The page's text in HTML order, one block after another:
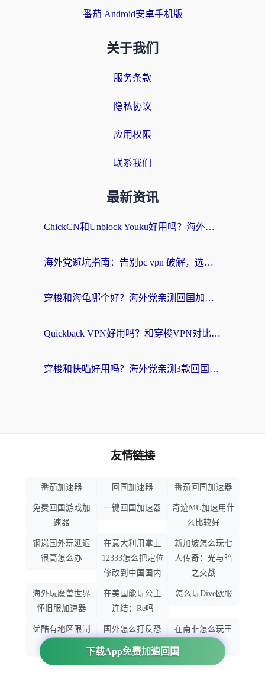
番茄 Android安卓手机版
关于我们
服务条款
隐私协议
应用权限
联系我们
最新资讯
ChickCN和Unblock Youku好用吗？海外党亲测3款回国加速器，附iOS免费选择指南
海外党避坑指南：告别pc vpn 破解，选对回国加速器轻松访问国内资源
穿梭和海龟哪个好？海外党亲测回国加速器，附电脑免费VPN推荐
Quickback VPN好用吗？和穿梭VPN对比哪个回国效果更好？海外党必看的真实测评与选择指南
穿梭和快喵好用吗？海外党亲测3款回国加速器，附日本回国VPN避坑指南
下载App免费加速回国
友情链接
番茄加速器 回国加速器 番茄回国加速器
免费回国游戏加
速器
一键回国加速器
奇迹MU加速用什
么比较好
钢岚国外玩延迟
很高怎么办
在意大利用掌上
12333怎么把定位
修改到中国国内
新加坡怎么玩七
人传奇：光与暗
之交战
海外玩魔兽世界
怀旧服加速器
在美国能玩公主
连结：Re吗
怎么玩Dive欧服
优酷有地区限制
国外怎么打反恐
精英：全球攻势
在南非怎么玩王